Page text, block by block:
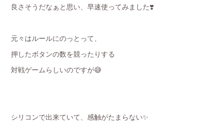
良さそうだなぁと思い、早速使ってみました❣️
元々はルールにのっとって、
押したボタンの数を競ったりする
対戦ゲームらしいのですが😅
シリコンで出来ていて、感触がたまらない✨